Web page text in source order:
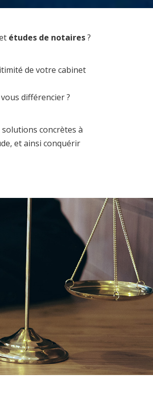
études de notaires?
de votre cabinet
différencier ?
concrètes à
et ainsi conquérir